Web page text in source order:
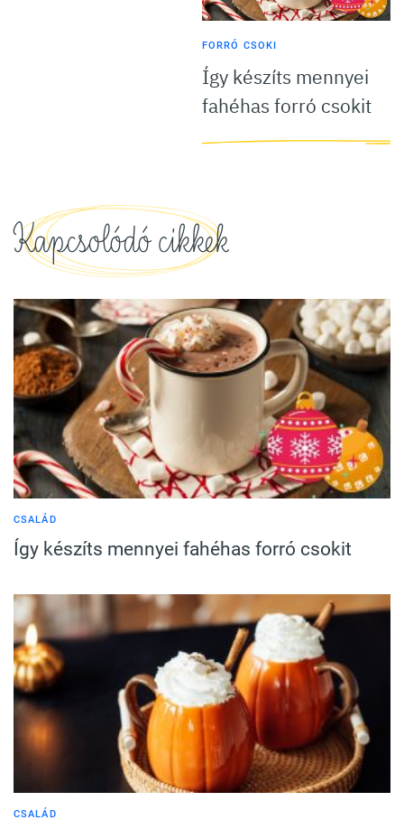
FORRÓ CSOKI
Így készíts mennyei
fahéhas forró csokit
Kapcsolódó cikkek
CSALÁD
Így készíts mennyei fahéhas forró csokit
CSALÁD